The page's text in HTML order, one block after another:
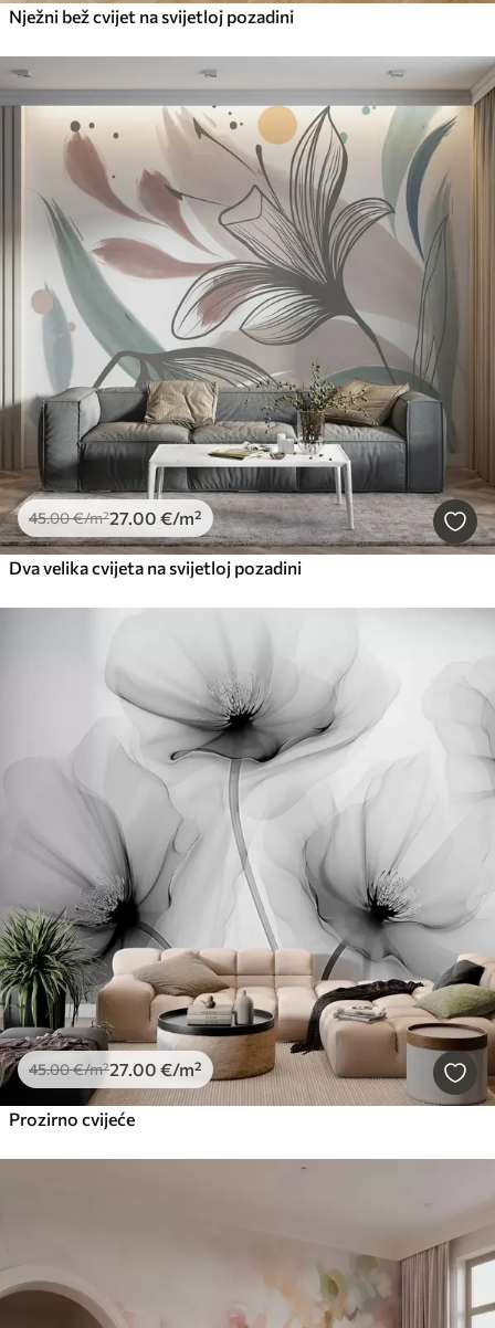
Nježni bež cvijet na svijetloj pozadini
45.00€/m²27 .00 €/m²
Dva velika cvijeta na svijetloj pozadini
45.00€/m²27 .00 €/m²
Prozirno cvijeće